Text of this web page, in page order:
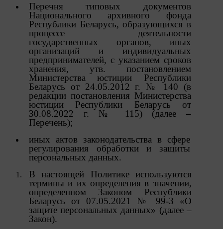
Перечня типовых документов
Национального архивного фонда
Республики Беларусь, образующихся в
процессе деятельности
государственных органов,
иных
организаций
и
индивидуальных
предпринимателей, с указанием сроков
хранения, утв. постановлением
Министерства юстиции Республики
Беларусь от 24.05.2012 г. № 140 (в
редакции постановления Министерства
юстиции Республики Беларусь от
30.08.2022 г. № 115) (далее –
Перечень);
иных актов законодательства в сфере
регулирования обработки и защиты
персональных данных.
В
настоящей Политике используются
термины и их определения в значении,
определенном Законом Республики
Беларусь от 07.05.2021 № 99-З «О
защите персональных данных» (далее –
Закон).
посещает пользователь), так и сторонние файлы
cookie (задаются сервером, расположенным вне
домена наших сайтов).
8. Общество обрабатывает обезличенные данные
пользователей сайта (включая файлы «cookie»),
собираемые с помощью сервисов Интернет-
статистики, которые служат для сбора информации о
действиях пользователей на сайте, улучшения
качества сайта и его содержания. Общество
обрабатывает обезличенные данные о пользователе в
случае, если это разрешено в настройках браузера
пользователя (включено сохранение файлов cookie и
использование технологии JavaScript).
9. На сайтах обрабатываются следующие типы
файлов cookie:
9.1. Технические (обязательные) файлы cookie,
например, применяемые при регистрации либо
входе в систему, или для оставления отзыва либо
комментария. Данные файлы cookie используются
в целях обеспечения корректной работы сайтов и
полноценного использования его функционала
пользователем, не могут быть отключены в